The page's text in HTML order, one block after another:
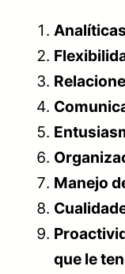
Manejo
que le